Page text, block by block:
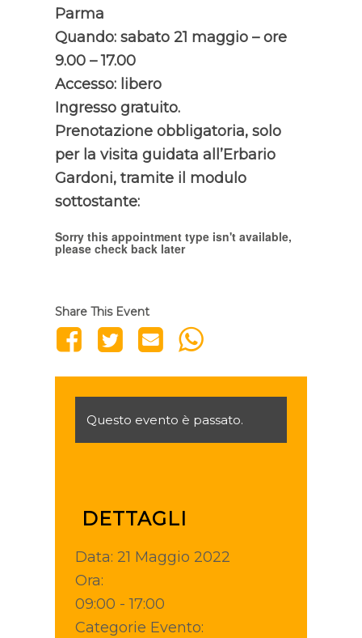
Parma
Quando: sabato 21 maggio – ore
9.00 – 17.00
Accesso: libero
Ingresso gratuito.
Prenotazione obbligatoria, solo
per la visita guidata all’Erbario
Gardoni, tramite il modulo
sottostante:
Sorry this appointment type isn't available,
please check back later
Share This Event
Questo evento è passato.
DETTAGLI
Data: 21 Maggio 2022
Ora:
09:00 - 17:00
Categorie Evento: